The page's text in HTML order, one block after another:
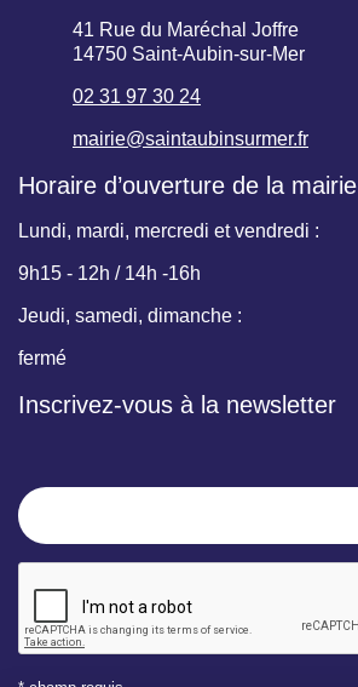
41 Rue du Maréchal Joffre
14750 Saint-Aubin-sur-Mer
02 31 97 30 24
mairie@saintaubinsurmer.fr
Horaire d’ouverture de la mairie
Lundi, mardi, mercredi et vendredi :
9h15 - 12h / 14h -16h
Jeudi, samedi, dimanche :
fermé
Inscrivez-vous à la newsletter